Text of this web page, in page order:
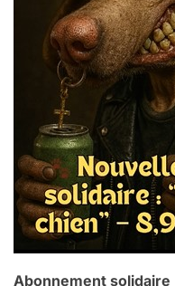
Abonnement solidaire